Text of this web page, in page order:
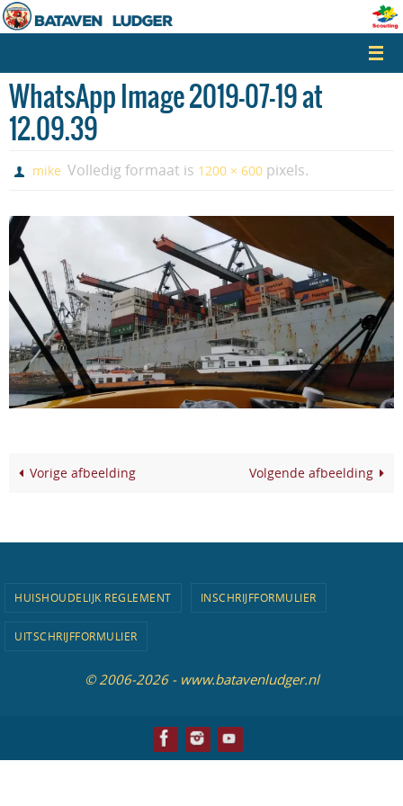
Naar
de
springen
WhatsApp Image 2019-07-19 at
12.09.39
mike Volledig formaat is 1200 × 600 pixels.
Vorige afbeelding Volgende afbeelding
HUISHOUDELIJK REGLEMENT INSCHRIJFFORMULIER
UITSCHRIJFFORMULIER
© 2006-2026 - www.batavenludger.nl